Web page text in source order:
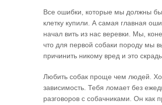
Все ошибки, которые мы должны
клетку купили. А самая главная
начал вить из нас веревки. Мы,
что для первой собаки породу мы
причинить никому вред и это
Любить собак проще чем людей.
зависимость. Тебя ломает без
разговоров с собачниками. Он как